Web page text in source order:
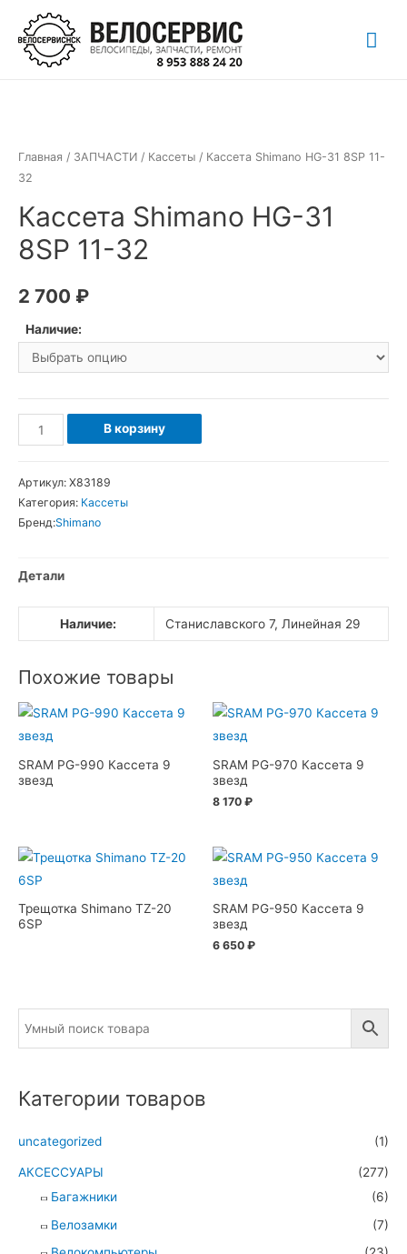
Перейти
содержимому
Главная / ЗАПЧАСТИ / Кассеты / Кассета Shimano HG-31 8SP 11-
32
Кассета Shimano HG-31
8SP 11-32
2 700 ₽
Наличие:
Количество
товара
Shimano
HG-
11-
32
В корзину
Артикул: Х83189
Категория: Кассеты
Бренд:Shimano
Детали
Наличие: Станиславского 7, Линейная 29
Похожие товары
SRAM PG-990 Кассета 9
звезд
SRAM PG-970 Кассета 9
звезд
8 170 ₽
Трещотка Shimano TZ-20
6SP
SRAM PG-950 Кассета 9
звезд
6 650 ₽
Категории товаров
uncategorized (1)
АКСЕССУАРЫ
(277)
Багажники
(6)
Велозамки
(7)